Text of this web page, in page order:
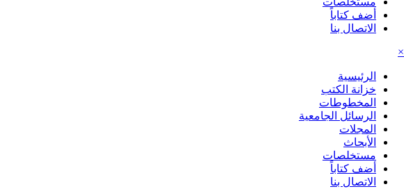
أضف كتاباً
الاتصال بنا
×
الرئيسية
خزانة الكتب
المخطوطات
الرسائل الجامعية
المجلات
الأبحاث
مستخلصات
أضف كتاباً
الاتصال بنا